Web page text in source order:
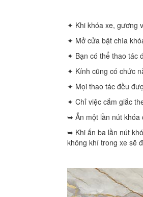
✦ Khi khóa xe, gương
✦ Mở cửa bật chìa
✦ Bạn có thể thao tác
✦ Kính cũng có chức
✦ Mọi thao tác đều
✦ Chỉ việc cắm giắc
➥ Ấn một lần nút khóa
➥ Khi ấn ba lần nút
không khí trong xe sẽ